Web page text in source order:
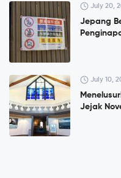
July 20,
Jepang
July 10,
Jejak